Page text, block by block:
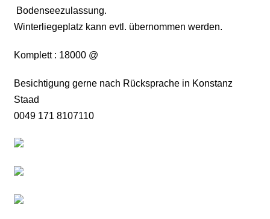
Bodenseezulassung.
Winterliegeplatz kann evtl. übernommen werden.
Komplett : 18000 @
Besichtigung gerne nach Rücksprache in Konstanz
Staad
0049 171 8107110